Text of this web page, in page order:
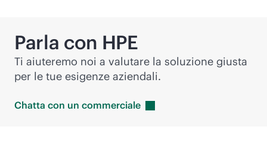
Parla con HPE
Ti aiuteremo noi a valutare la soluzione giusta
per le tue esigenze aziendali.
Chatta con un commerciale